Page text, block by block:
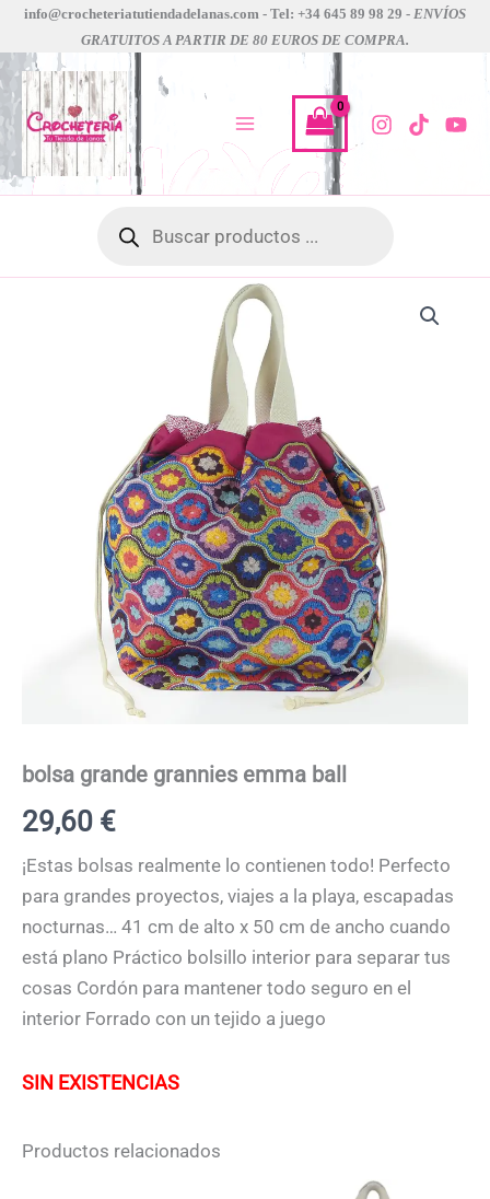
contenido
info@crocheteriatutiendadelanas.com - Tel: +34 645 89 98 29 - ENVÍOS
GRATUITOS A PARTIR DE 80 EUROS DE COMPRA.
productos
bolsa grande grannies emma ball
29,60 €
¡Estas bolsas realmente lo contienen todo! Perfecto
para grandes proyectos, viajes a la playa, escapadas
nocturnas… 41 cm de alto x 50 cm de ancho cuando
está plano Práctico bolsillo interior para separar tus
cosas Cordón para mantener todo seguro en el
interior Forrado con un tejido a juego
SIN EXISTENCIAS
Productos relacionados